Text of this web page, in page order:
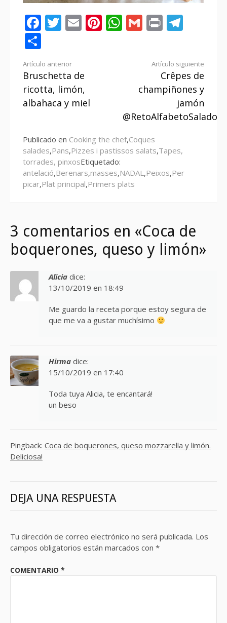
Facebook
Twitter
EmailPinterest
WhatsApp
Gmail
Print
Seguir
leyendo
Artículo anterior
Bruschetta de
ricotta, limón,
albahaca y miel
Artículo siguiente
Crêpes de
champiñones y
jamón
@RetoAlfabetoSalado
Publicado en Cooking the chef,Coques
salades,Pans,Pizzes i pastissos salats,Tapes,
torrades, pinxosEtiquetado:
antelació,Berenars,masses,NADAL ,Peixos,Per
picar,Plat principal,Primers plats
3 comentarios en «Coca de
boquerones, queso y limón»
Alicia dice:
13/10/2019 en 18:49
Me guardo la receta porque estoy segura de
que me va a gustar muchísimo
Hirma dice:
15/10/2019 en 17:40
Toda tuya Alicia, te encantará!
un beso
Pingback: Coca de boquerones, queso mozzarella y limón.
Deliciosa!
DEJA UNA RESPUESTA
Tu dirección de correo electrónico no será publicada. Los
campos obligatorios están marcados con *
COMENTARIO *